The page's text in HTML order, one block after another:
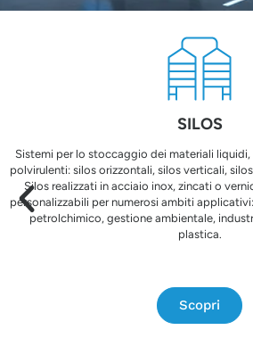
SILOS
Facili da trasportare e installare. La
versione per l’80° mantiene tutte le
caratteristiche tecniche originali,
Scopri di più
SILOS
Sistemi per lo stoccaggio dei materiali
polvirulenti: silos orizzontali, silos verticali,
Silos realizzati in acciaio inox, zincati o
personalizzabili per numerosi ambiti
petrolchimico, gestione ambientale,
plastica.
Scopri